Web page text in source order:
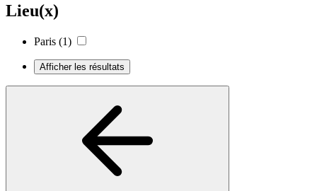
Lieu(x)
Paris (1)
Afficher les résultats